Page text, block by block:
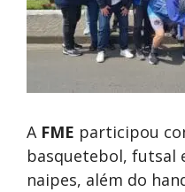
A FME participou
basquetebol, futsal
naipes, além do